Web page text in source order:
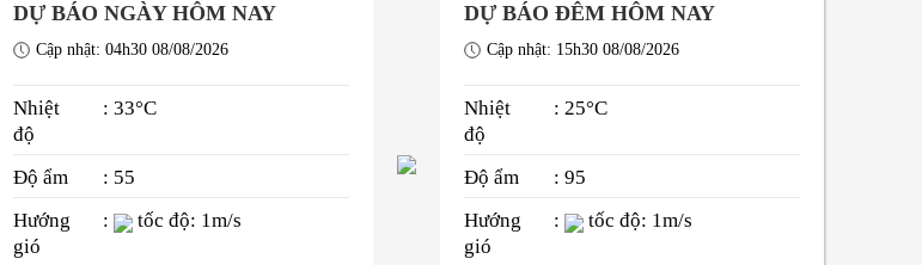
DỰ BÁO NGÀY HÔM NAY
Cập nhật: 04h30 08/08/2026
Nhiệt
độ
: 33°C
Độ ẩm
: 55
Hướng
gió
: tốc độ: 1m/s
DỰ BÁO ĐÊM HÔM NAY
Cập nhật: 15h30 08/08/2026
Nhiệt
độ
: 25°C
Độ ẩm
: 95
Hướng
gió
: tốc độ: 1m/s